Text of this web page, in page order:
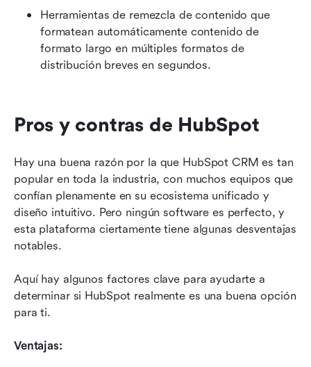
Herramientas de remezcla de contenido que
formatean automáticamente contenido de
formato largo en múltiples formatos de
distribución breves en segundos.
Pros y contras de HubSpot
Hay una buena razón por la que HubSpot CRM es tan
popular en toda la industria, con muchos equipos que
confían plenamente en su ecosistema unificado y
diseño intuitivo. Pero ningún software es perfecto, y
esta plataforma ciertamente tiene algunas desventajas
notables.
Aquí hay algunos factores clave para ayudarte a
determinar si HubSpot realmente es una buena opción
para ti.
Ventajas: